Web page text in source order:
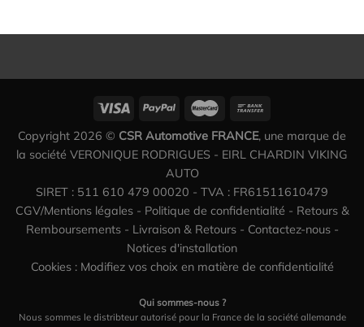
Copyright 2026 © CSR Automotive FRANCE, une marque de
la société VERONIQUE RODRIGUES - EIRL CHARDIN VIKING
AUTO
SIRET : 511 610 479 00020 - TVA : FR61511610479
CGV/Mentions légales- Politique de confidentialité - Retours &
Remboursements- Livraison & Retours- Contactez-nous-
Notices d'installation
Cookies : Modifiez vos choix en matière de confidentialité
Qui sommes-nous ?
Nous sommes le distribteur autorisé pour la France de la société allemande